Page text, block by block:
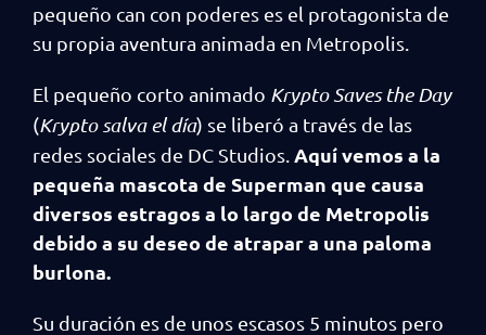
pequeño can con poderes es el protagonista de
su propia aventura animada en Metropolis.
El pequeño corto animado Krypto Saves the Day
(Krypto salva el día) se liberó a través de las
redes sociales de DC Studios. Aquí vemos a la
pequeña mascota de Superman que causa
diversos estragos a lo largo de Metropolis
debido a su deseo de atrapar a una paloma
burlona.
Su duración es de unos escasos 5 minutos pero